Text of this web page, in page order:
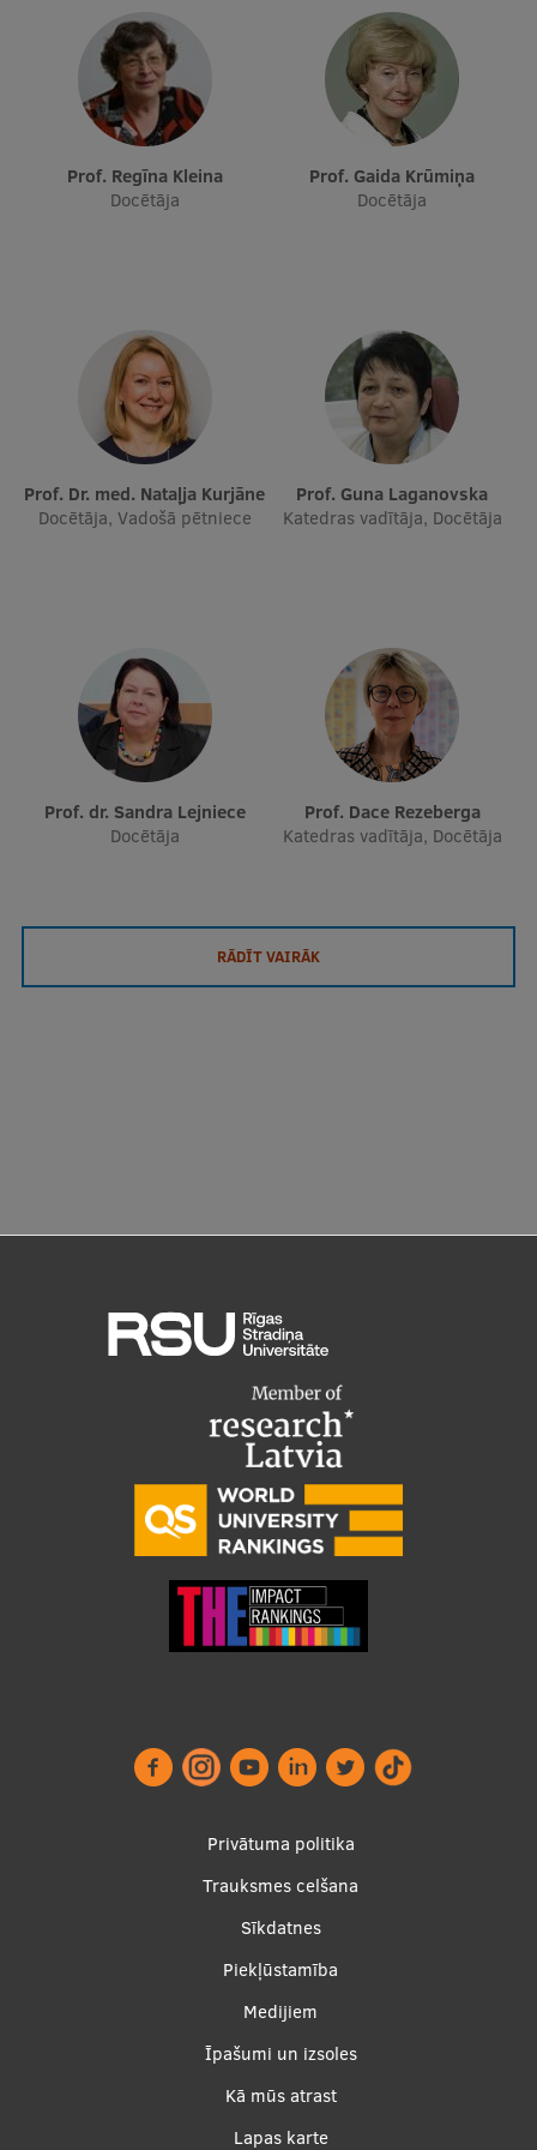
Starptautiskā sadarbība
Mobilitātes programmas
Starptautiskie projekti
Prof. Regīna Kleina
Docētāja
Prof. Gaida Krūmiņa
Docētāja
Prof. Dr. med. Nataļja Kurjāne
Docētāja, Vadošā pētniece
Prof. Guna Laganovska
Katedras vadītāja, Docētāja
Prof. dr. Sandra Lejniece
Docētāja
Prof. Dace Rezeberga
Katedras vadītāja, Docētāja
RĀDĪT VAIRĀK
Privātuma politika
Trauksmes celšana
Sīkdatnes
Piekļūstamība
Medijiem
Īpašumi un izsoles
Kā mūs atrast
Lapas karte